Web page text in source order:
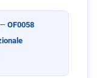
OF0058